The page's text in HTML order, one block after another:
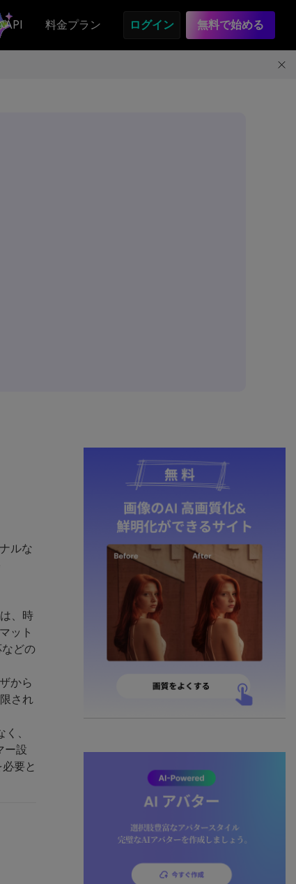
API 料金プラン ログイン 無料で始める
ルな
、時
ット
どの
から
され
、
ー設
要と